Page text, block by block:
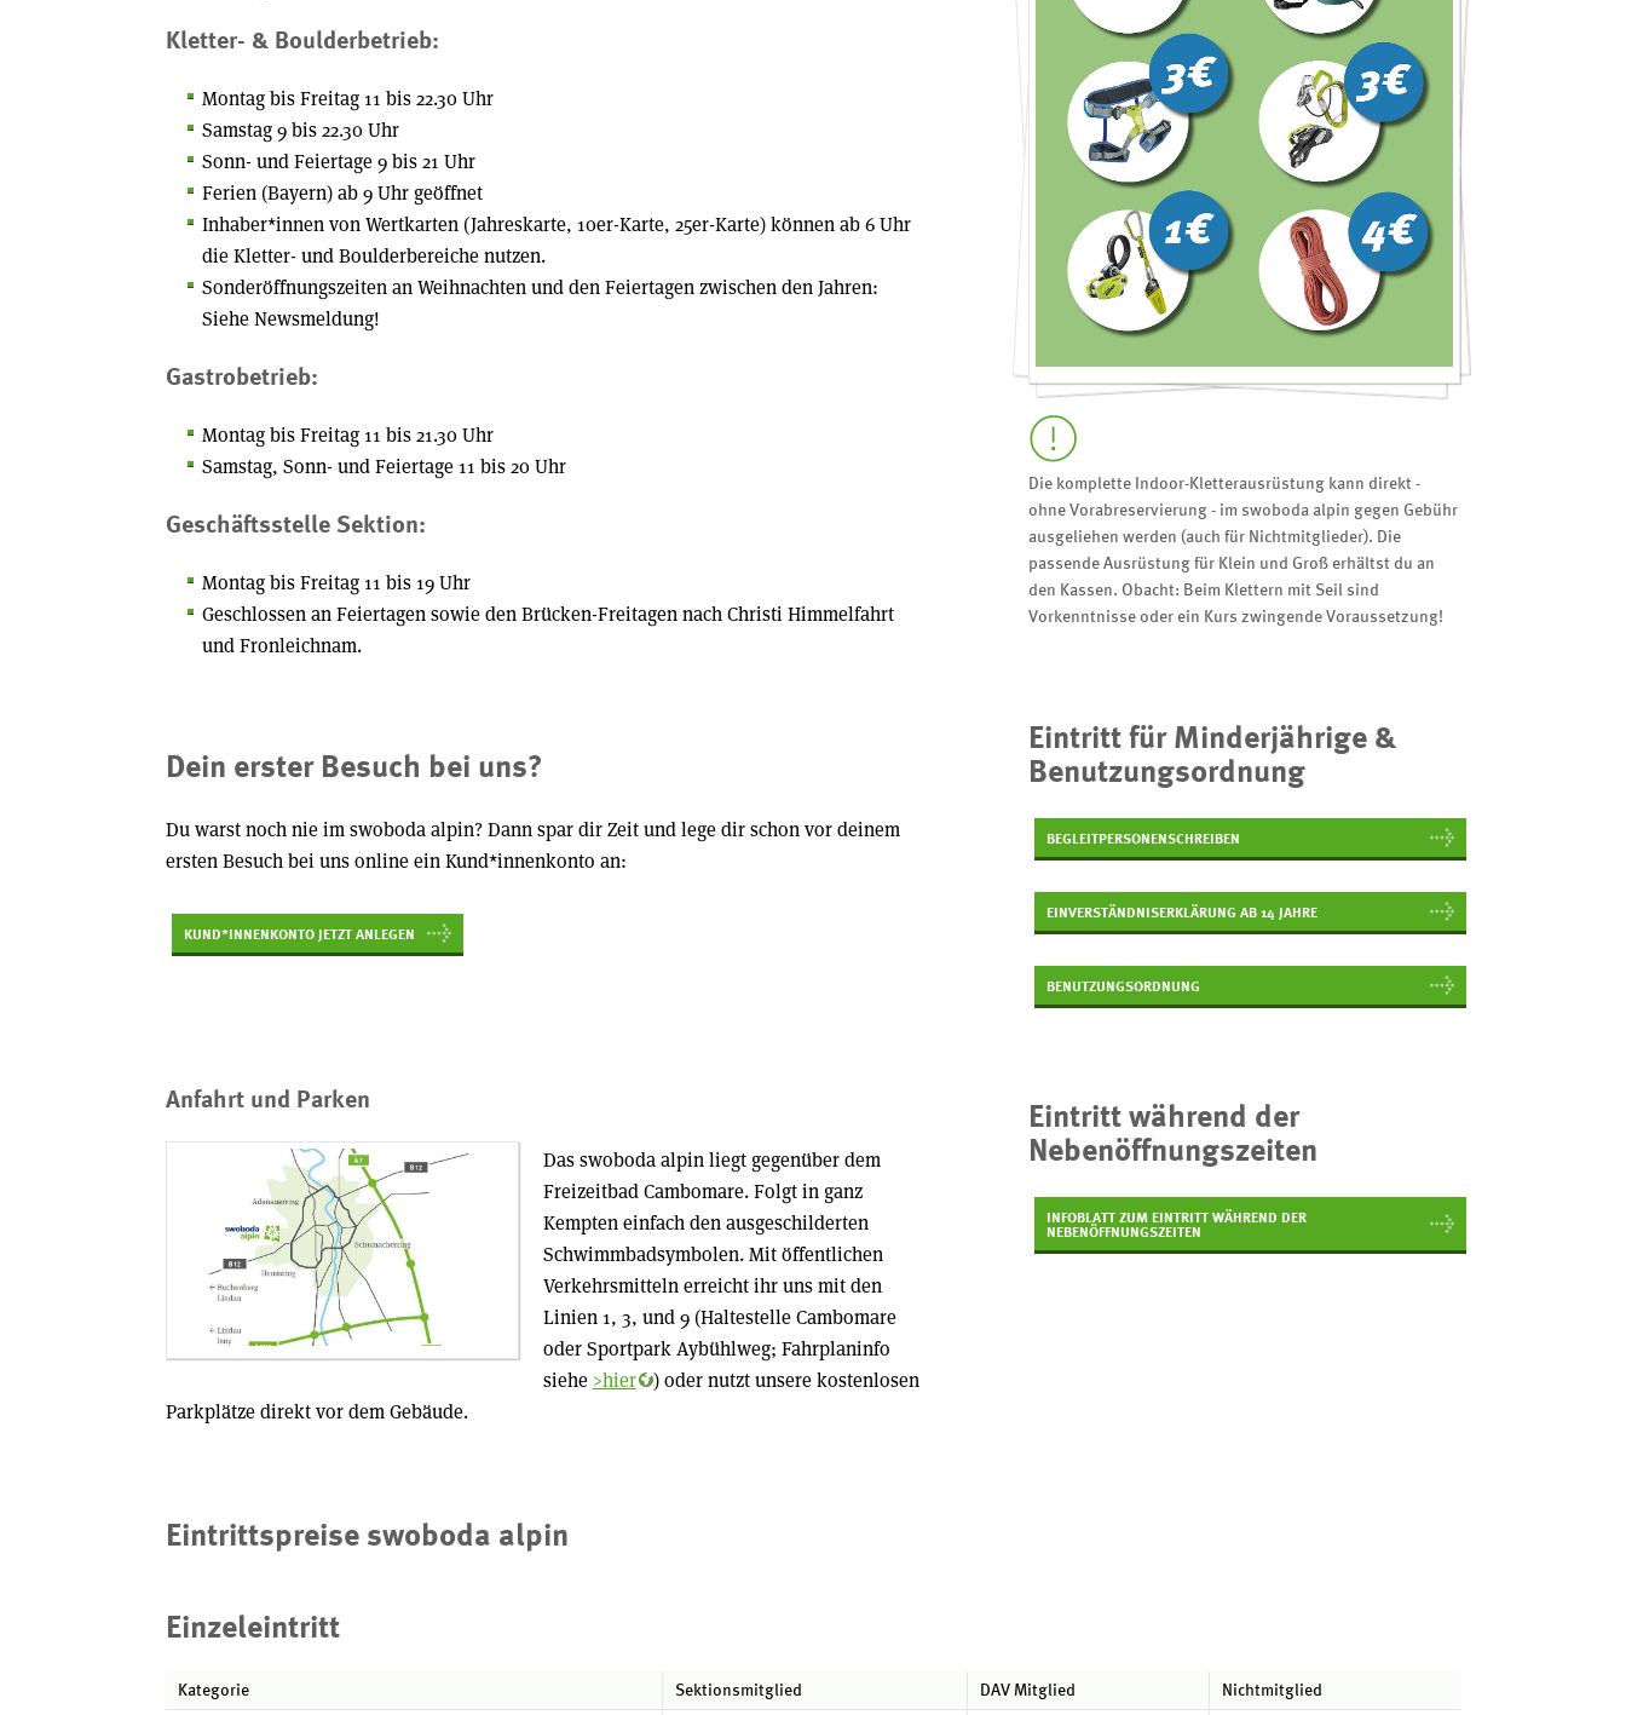
Kletter- & Boulderbetrieb:
Montag bis Freitag 11 bis 22.30 Uhr
Samstag 9 bis 22.30 Uhr
Sonn- und Feiertage 9 bis 21 Uhr
Ferien (Bayern) ab 9 Uhr geöffnet
Inhaber*innen von Wertkarten (Jahreskarte, 10er-Karte, 25er-Karte) können ab 6 Uhr
die Kletter- und Boulderbereiche nutzen.
Sonderöffnungszeiten an Weihnachten und den Feiertagen zwischen den Jahren:
Siehe Newsmeldung!
Gastrobetrieb:
Montag bis Freitag 11 bis 21.30 Uhr
Samstag, Sonn- und Feiertage 11 bis 20 Uhr
Geschäftsstelle Sektion:
Montag bis Freitag 11 bis 19 Uhr
Geschlossen an Feiertagen sowie den Brücken-Freitagen nach Christi Himmelfahrt
und Fronleichnam.
Dein erster Besuch bei uns?
Du warst noch nie im swoboda alpin? Dann spar dir Zeit und lege dir schon vor deinem
ersten Besuch bei uns online ein Kund*innenkonto an:
KUND*INNENKONTO JETZT ANLEGEN
Anfahrt und Parken
Das swoboda alpin liegt gegenüber dem
Freizeitbad Cambomare. Folgt in ganz
Kempten einfach den ausgeschilderten
Schwimmbadsymbolen. Mit öffentlichen
Verkehrsmitteln erreicht ihr uns mit den
Linien 1, 3, und 9 (Haltestelle Cambomare
oder Sportpark Aybühlweg; Fahrplaninfo
siehe>hier
) oder nutzt unsere kostenlosen
Parkplätze direkt vor dem Gebäude.
Eintrittspreise swoboda alpin
Einzeleintritt
Kategorie Sektionsmitglied DAV Mitglied
Nichtmitglied
Die komplette Indoor-Kletterausrüstung kann direkt -
ohne Vorabreservierung - im swoboda alpin gegen Gebühr
ausgeliehen werden (auch für Nichtmitglieder). Die
passende Ausrüstung für Klein und Groß erhältst du an
den Kassen. Obacht: Beim Klettern mit Seil sind
Vorkenntnisse oder ein Kurs zwingende Voraussetzung!
Eintritt für Minderjährige &
Benutzungsordnung
BEGLEITPERSONENSCHREIBEN
EINVERSTÄNDNISERKLÄRUNG AB 14 JAHRE
BENUTZUNGSORDNUNG
Eintritt während der
Nebenöffnungszeiten
INFOBLATT ZUM EINTRITT WÄHREND DER
NEBENÖFFNUNGSZEITEN